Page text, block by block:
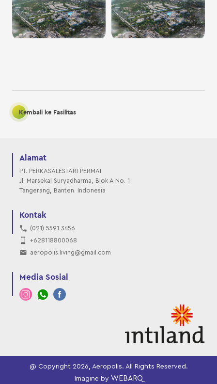
Kembali ke Fasilitas
Alamat
PT. PERKASALESTARI PERMAI
Jl. Marsekal Suryadharma, Blok A No. 1
Tangerang, Banten. Indonesia
Kontak
(021) 5591 3456
+628118800068
aeropolis.living@gmail.com
Media Sosial
@ Copyright 2026, Aeropolis. All Rights Reserved.
Imagine by WEBARQ